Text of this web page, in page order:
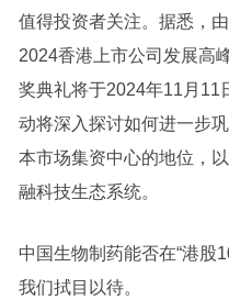
值得投资者关注。据悉，
2024香港上市公司发展高
奖典礼将于2024年11月11
动将深入探讨如何进一步
本市场集资中心的地位，
融科技生态系统。
中国生物制药能否在“港股
我们拭目以待。